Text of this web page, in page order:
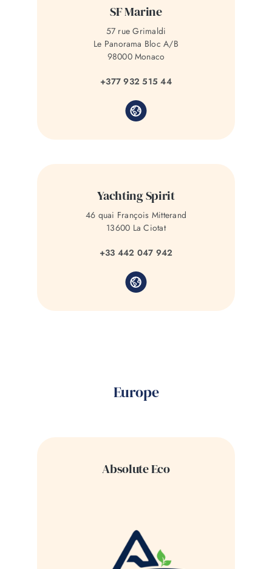
SF Marine
57 rue Grimaldi
Le Panorama Bloc A/B
98000 Monaco
+377 932 515 44
Yachting Spirit
46 quai François Mitterand
13600 La Ciotat
+33 442 047 942
Europe
Absolute Eco